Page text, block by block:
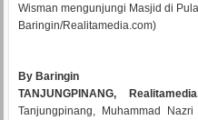
Wisman mengunjungi Masjid di
Baringin/Realitamedia.com)
By Baringin
TANJUNGPINANG,
Tanjungpinang, Muhammad